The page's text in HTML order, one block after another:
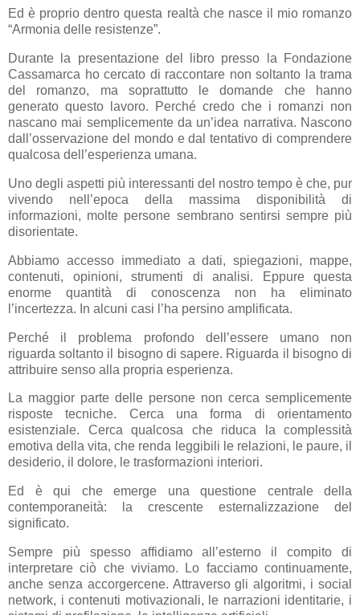
Ed è proprio dentro questa realtà che nasce il mio romanzo
“Armonia delle resistenze”.
Durante la presentazione del libro presso la Fondazione
Cassamarca ho cercato di raccontare non soltanto la trama
del romanzo, ma soprattutto le domande che hanno
generato questo lavoro. Perché credo che i romanzi non
nascano mai semplicemente da un’idea narrativa. Nascono
dall’osservazione del mondo e dal tentativo di comprendere
qualcosa dell’esperienza umana.
Uno degli aspetti più interessanti del nostro tempo è che, pur
vivendo nell’epoca della massima disponibilità di
informazioni, molte persone sembrano sentirsi sempre più
disorientate.
Abbiamo accesso immediato a dati, spiegazioni, mappe,
contenuti, opinioni, strumenti di analisi. Eppure questa
enorme quantità di conoscenza non ha eliminato
l’incertezza. In alcuni casi l’ha persino amplificata.
Perché il problema profondo dell’essere umano non
riguarda soltanto il bisogno di sapere. Riguarda il bisogno di
attribuire senso alla propria esperienza.
La maggior parte delle persone non cerca semplicemente
risposte tecniche. Cerca una forma di orientamento
esistenziale. Cerca qualcosa che riduca la complessità
emotiva della vita, che renda leggibili le relazioni, le paure, il
desiderio, il dolore, le trasformazioni interiori.
Ed è qui che emerge una questione centrale della
contemporaneità: la crescente esternalizzazione del
significato.
Sempre più spesso affidiamo all’esterno il compito di
interpretare ciò che viviamo. Lo facciamo continuamente,
anche senza accorgercene. Attraverso gli algoritmi, i social
network, i contenuti motivazionali, le narrazioni identitarie, i